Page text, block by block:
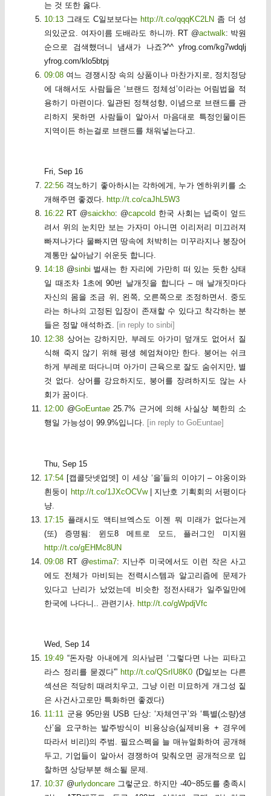
는 것 또한 옳다.
10:13 그래도 C일보보다는 http://t.co/qqqKC2LN 좀 더 성
의있군요. 여자이름 도배라도 하니까. RT @actwalk: 박원
순으로 검색했더니 냄새가 나죠?^^ yfrog.com/kg7wdqlj
yfrog.com/klo5btpj
09:08 여느 경쟁시장 속의 상품이나 마찬가지로, 정치정당
에 대해서도 사람들은 ‘브랜드 정체성’이라는 어림법을 적
용하기 마련이다. 일관된 정책성향, 이념으로 브랜드를 관
리하지 못하면 사람들이 알아서 마음대로 특정인물이든
지역이든 하는걸로 브랜드를 채워넣는다고.
Fri, Sep 16
22:56 격노하기 좋아하시는 각하에게, 누가 엔하위키를 소
개해주면 좋겠다. http://t.co/caJhL5W3
16:22 RT @saickho: @capcold 한국 사회는 넙죽이 엎드
려서 위의 눈치만 보는 가자미 아니면 이리저리 미끄러져
빠져나가다 물빠지면 땅속에 처박히는 미꾸라지나 붕장어
계통만 살아남기 쉬운듯 합니다.
14:18 @sinbi 벌새는 한 자리에 가만히 떠 있는 듯한 상태
일 때조차 1초에 90번 날개짓을 합니다 – 매 날개짓마다
자신의 몸을 조금 위, 왼쪽, 오른쪽으로 조정하면서. 중도
라는 하나의 고정된 입장이 존재할 수 있다고 착각하는 분
들은 정말 애석하죠. [in reply to sinbi]
12:38 상어는 강하지만, 부레도 아가미 덮개도 없어서 질
식해 죽지 않기 위해 평생 헤엄쳐야만 한다. 붕어는 쉬크
하게 부레로 떠다니며 아가미 근육으로 잘도 숨쉬지만, 별
것 없다. 상어를 강요하지도, 붕어를 장려하지도 않는 사
회가 꿈이다.
12:00 @GoEuntae25.7% 근거에 의해 사실상 북한의 소
행일 가능성이 99.9%입니다. [in reply to GoEuntae]
Thu, Sep 15
17:54 [캡콜닷넷업뎃] 이 세상 ‘을’들의 이야기 – 야옹이와
흰둥이 http://t.co/1JXcOCVw| 지난호 기획회의 서평이다
냥.
17:15 플래시도 액티브엑스도 이젠 뭐 미래가 없다는게
(또) 증명됨: 윈도8 메트로 모드, 플러그인 미지원
http://t.co/gEHMc8UN
09:08 RT @estima7: 지난주 미국에서도 이런 작은 사고
에도 전체가 마비되는 전력시스템과 알고리즘에 문제가
있다고 난리가 났었는데 비슷한 정전사태가 일주일만에
한국에 나다니.. 관련기사.http://t.co/gWpdjVfc
Wed, Sep 14
19:49 “돈자랑 아내에게 의사남편 ‘그렇다면 나는 피타고
라스 정리를 묻겠다'”http://t.co/QSrIU8K0 (D일보는 다른
섹션은 적당히 때려치우고, 그냥 이런 미묘하게 개그성 짙
은 사건사고로만 특화하면 좋겠다)
11:11 군용 95만원 USB 단상: ‘자체연구’와 ‘특별(소량)생
산’을 요구하는 발주방식이 비용상승(실제비용 + 경우에
따라서 비리)의 주범. 필요스펙을 늘 매뉴얼화하여 공개해
두고, 기업들이 알아서 경쟁하여 맞춰오면 공개적으로 입
찰하면 상당부분 해소될 문제.
10:37 @urlydoncare그렇군요. 하지만 -40~85도를 충족시